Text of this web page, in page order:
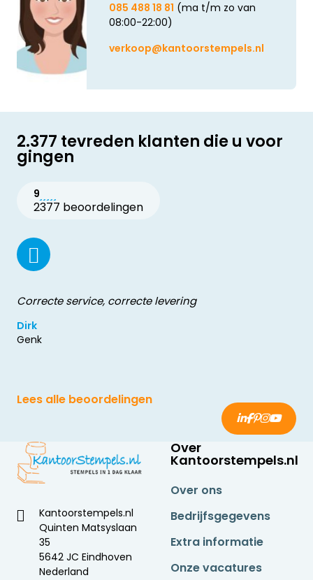
085 488 18 81 (ma t/m zo van
08:00-22:00)
verkoop@kantoorstempels.nl
2.377 tevreden klanten die u voor
gingen
9
2377 beoordelingen
Correcte service, correcte levering
Dirk
Genk
Lees alle beoordelingen
Kantoorstempels.nl
Quinten Matsyslaan
35
5642 JC Eindhoven
Nederland
Over
Kantoorstempels.nl
Over ons
Bedrijfsgegevens
Extra informatie
Onze vacatures